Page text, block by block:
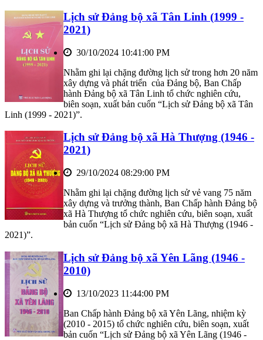
Lịch sử Đảng bộ xã Tân Linh (1999 -
2021)
30/10/2024 10:41:00 PM
Nhằm ghi lại chặng đường lịch sử trong hơn 20 năm
xây dựng và phát triển của Đảng bộ, Ban Chấp
hành Đảng bộ xã Tân Linh tổ chức nghiên cứu,
biên soạn, xuất bản cuốn “Lịch sử Đảng bộ xã Tân
Linh (1999 - 2021)”.
Lịch sử Đảng bộ xã Hà Thượng (1946 -
2021)
29/10/2024 08:29:00 PM
Nhằm ghi lại chặng đường lịch sử vẻ vang 75 năm
xây dựng và trưởng thành, Ban Chấp hành Đảng bộ
xã Hà Thượng tổ chức nghiên cứu, biên soạn, xuất
bản cuốn “Lịch sử Đảng bộ xã Hà Thượng (1946 -
2021)”.
Lịch sử Đảng bộ xã Yên Lãng (1946 -
2010)
13/10/2023 11:44:00 PM
Ban Chấp hành Đảng bộ xã Yên Lãng, nhiệm kỳ
(2010 - 2015) tổ chức nghiên cứu, biên soạn, xuất
bản cuốn “Lịch sử Đảng bộ xã Yên Lãng (1946 -